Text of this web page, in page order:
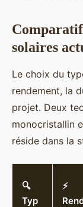
Comparatif
solaires
Le choix du
rendement, la
projet. Deux
monocristallin
réside dans la
🔍
Typ
⚡